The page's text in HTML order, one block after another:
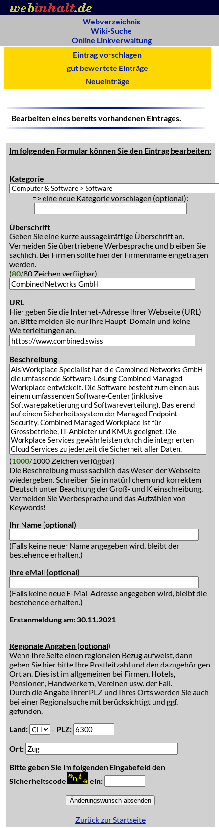
Webverzeichnis
Wiki-Suche
Online Linkverwaltung
Eintrag vorschlagen
gut bewertete Einträge
Neueinträge
Bearbeiten eines bereits vorhandenen Eintrages.
Im folgenden Formular können Sie den Eintrag bearbeiten:
Kategorie
=> eine neue Kategorie vorschlagen (optional):
Überschrift
Geben Sie eine kurze aussagekräftige Überschrift an.
Vermeiden Sie übertriebene Werbesprache und bleiben Sie
sachlich. Bei Firmen sollte hier der Firmenname eingetragen
werden.
(80/80 Zeichen verfügbar)
URL
Hier geben Sie die Internet-Adresse Ihrer Webseite (URL)
an. Bitte melden Sie nur Ihre Haupt-Domain und keine
Weiterleitungen an.
Beschreibung
(1000/1000 Zeichen verfügbar)
Die Beschreibung muss sachlich das Wesen der Webseite
wiedergeben. Schreiben Sie in natürlichem und korrektem
Deutsch unter Beachtung der Groß- und Kleinschreibung.
Vermeiden Sie Werbesprache und das Aufzählen von
Keywords!
Ihr Name (optional)
(Falls keine neuer Name angegeben wird, bleibt der
bestehende erhalten.)
Ihre eMail (optional)
(Falls keine neue E-Mail Adresse angegeben wird, bleibt die
bestehende erhalten.)
Erstanmeldung am: 30.11.2021
Regionale Angaben (optional)
Wenn Ihre Seite einen regionalen Bezug aufweist, dann
geben Sie hier bitte Ihre Postleitzahl und den dazugehörigen
Ort an. Dies ist im allgemeinen bei Firmen, Hotels,
Pensionen, Handwerkern, Vereinen usw. der Fall.
Durch die Angabe Ihrer PLZ und Ihres Orts werden Sie auch
bei einer Regionalsuche mit berücksichtigt und ggf.
gefunden.
Land:
- PLZ:
Ort:
Bitte geben Sie im folgenden Eingabefeld den
Sicherheitscode
ein:
Zurück zur Startseite